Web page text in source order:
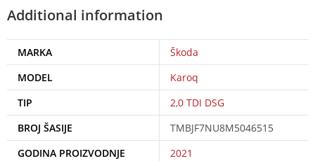
Additional information
MARKA
Škoda
MODEL
Karoq
TIP
2,0 TDI DSG
BROJ ŠASIJE
TMBJF7NU8M5046515
GODINA PROIZVODNJE
2021